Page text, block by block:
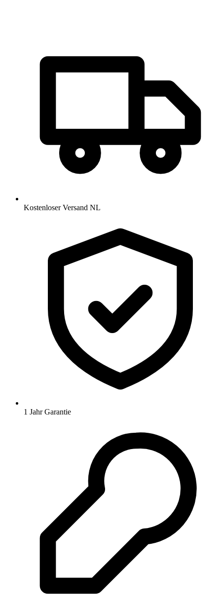
Kostenloser Versand NL
1 Jahr Garantie